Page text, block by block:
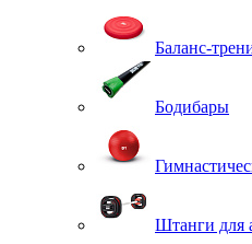
Баланс-
Бодибары
Штанги для